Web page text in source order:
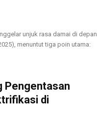
unjuk rasa damai di depan
menuntut tiga poin utama:
Pengentasan
di